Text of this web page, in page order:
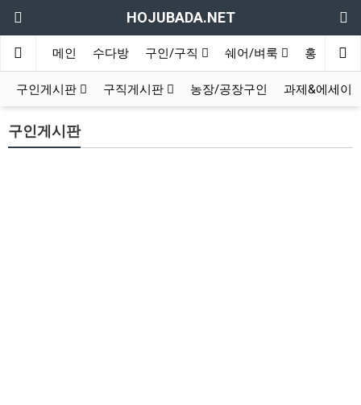
HOJUBADA.NET
메인 수다방 구인/구직 쉐어/벼룩 홍보방
구인게시판 구직게시판 농장/공장구인 과제&에세이
구인게시판